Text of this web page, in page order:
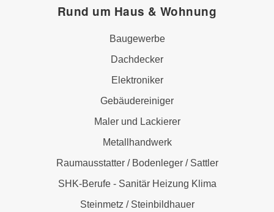
Rund um Haus & Wohnung
Baugewerbe
Dachdecker
Elektroniker
Gebäudereiniger
Maler und Lackierer
Metallhandwerk
Raumausstatter / Bodenleger / Sattler
SHK-Berufe - Sanitär Heizung Klima
Steinmetz / Steinbildhauer